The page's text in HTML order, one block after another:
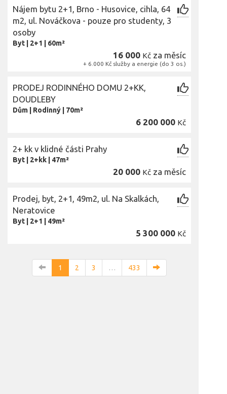
Nájem bytu 2+1, Brno - Husovice, cihla, 64
m2, ul. Nováčkova - pouze pro studenty, 3
osoby
Byt 2+1 60m²
16 000 Kč za měsíc
+ 6.000 Kč služby a energie (do 3 os.)
PRODEJ RODINNÉHO DOMU 2+KK,
DOUDLEBY
Dům Rodinný 70m²
6 200 000 Kč
2+ kk v klidné části Prahy
Byt 2+kk 47m²
20 000 Kč za měsíc
Prodej, byt, 2+1, 49m2, ul. Na Skalkách,
Neratovice
Byt 2+1 49m²
5 300 000 Kč
1 2 3 … 433